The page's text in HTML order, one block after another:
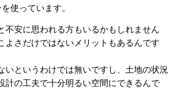
使っています。
不安に思われる方もいるかもしれません
よさだけではないメリットもあるんです
いというわけでは無いですし、土地の状況
計の工夫で十分明るい空間にできるんで